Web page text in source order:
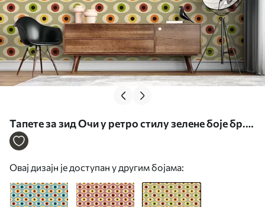
Тапете за зид Очи у ретро стилу зелене боје бр.
u51618v2
Овај дизајн је доступан у другим бојама: